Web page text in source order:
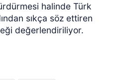
halinde Türk
sıkça söz ettiren
değerlendiriliyor.